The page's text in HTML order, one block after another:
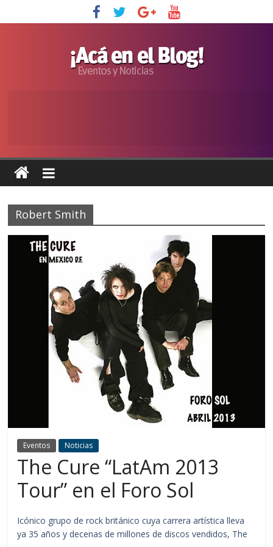
Robert Smith
Eventos Noticias
The Cure “LatAm 2013
Tour” en el Foro Sol
Icónico grupo de rock británico cuya carrera artística lleva
ya 35 años y decenas de millones de discos vendidos, The